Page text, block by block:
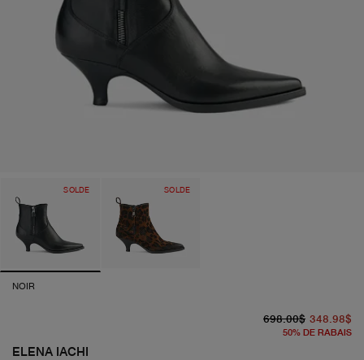
SOLDE SOLDE
NOIR
ELENA IACHI
698.00$ 348.98$
50% DE RABAIS